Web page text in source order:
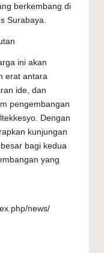
berkembang di
Surabaya.
ini akan
erat antara
ide, dan
pengembangan
Dengan
kunjungan
bagi kedua
yang
news/